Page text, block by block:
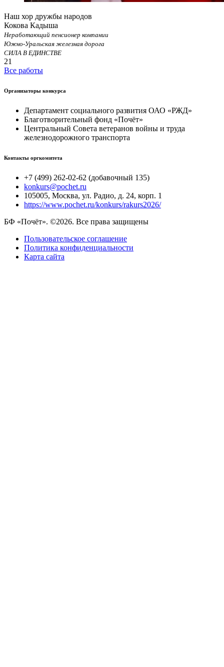
Наш хор дружбы народов
Кокова Кадыша
Неработающий пенсионер компании
Южно-Уральская железная дорога
СИЛА В ЕДИНСТВЕ
21
Все работы
Организаторы конкурса
Департамент социального развития ОАО «РЖД»
Благотворительный фонд «Почёт»
Центральный Совета ветеранов войны и труда
железнодорожного транспорта
Контакты оргкомитета
+7 (499) 262-02-62 (добавочный 135)
konkurs@pochet.ru
105005, Москва, ул. Радио, д. 24, корп. 1
https://www.pochet.ru/konkurs/rakurs2026/
БФ «Почёт». ©2026. Все права защищены
Пользовательское соглашение
Политика конфиденциальности
Карта сайта